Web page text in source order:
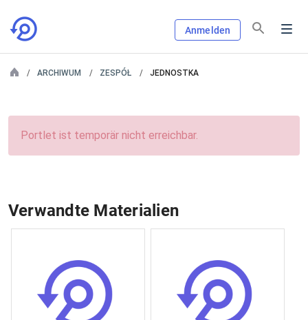
Anmelden
ARCHIWUM ZESPÓŁ JEDNOSTKA
Portlet ist temporär nicht erreichbar.
Verwandte Materialien